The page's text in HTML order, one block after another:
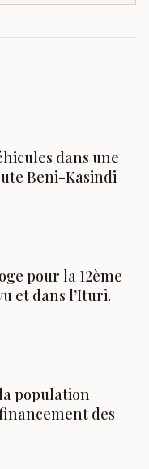
dans une
Beni-Kasindi
pour la 12ème
et dans l’Ituri.
population
des